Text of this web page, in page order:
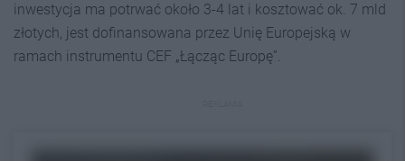
inwestycja ma potrwać około 3-4 lat i kosztować ok. 7 mld
złotych, jest dofinansowana przez Unię Europejską w
ramach instrumentu CEF „Łącząc Europę”.